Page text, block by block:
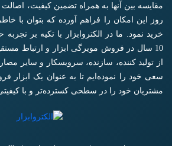
روز این امکان را فراهم آورده که بتوان با
خرید نمود. ما در الکتروابزار با تکیه بر
10 سال در فروش مویرگی ابزار و ارتباط
از تولید کننده، سازنده، سرویسکار و سایر
سعی خود را نموده‌ایم تا به عنوان یک ابزار
مشتریان خود را در سطحی کسترده‌تر و با